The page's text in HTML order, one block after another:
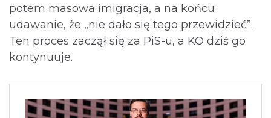
potem masowa imigracja, a na końcu
udawanie, że „nie dało się tego przewidzieć”.
Ten proces zaczął się za PiS-u, a KO dziś go
kontynuuje.